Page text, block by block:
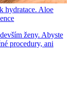
hydratace. Aloe
ženy. Abyste
procedury, ani